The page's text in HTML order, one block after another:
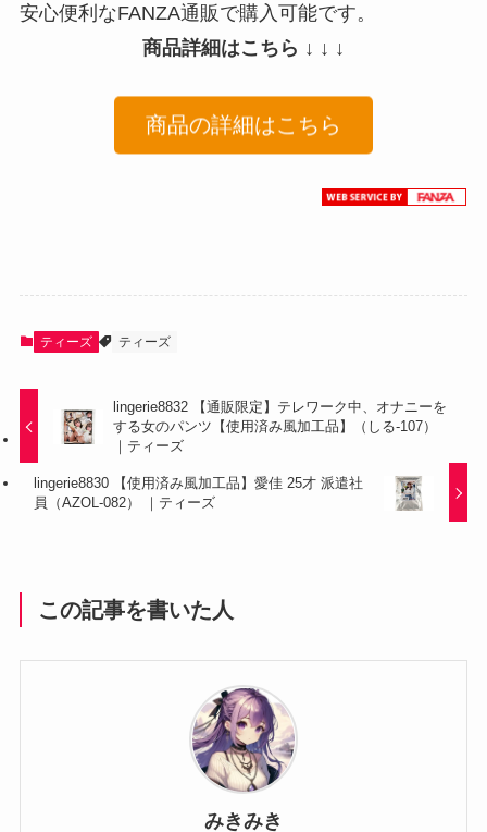
安心便利なFANZA通販で購入可能です。
商品詳細はこちら ↓ ↓ ↓
商品の詳細はこちら
ティーズ ティーズ
lingerie8832 【通販限定】テレワーク中、オナニーを
する女のパンツ【使用済み風加工品】（しる-107）
｜ティーズ
lingerie8830 【使用済み風加工品】愛佳 25才 派遣社
員（AZOL-082） ｜ティーズ
この記事を書いた人
みきみき